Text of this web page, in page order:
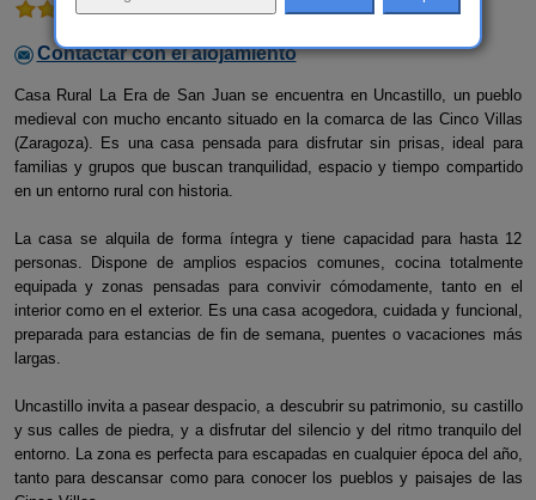
1 comentario
Contactar con el alojamiento
Casa Rural La Era de San Juan se encuentra en Uncastillo, un pueblo
medieval con mucho encanto situado en la comarca de las Cinco Villas
(Zaragoza). Es una casa pensada para disfrutar sin prisas, ideal para
familias y grupos que buscan tranquilidad, espacio y tiempo compartido
en un entorno rural con historia.
La casa se alquila de forma íntegra y tiene capacidad para hasta 12
personas. Dispone de amplios espacios comunes, cocina totalmente
equipada y zonas pensadas para convivir cómodamente, tanto en el
interior como en el exterior. Es una casa acogedora, cuidada y funcional,
preparada para estancias de fin de semana, puentes o vacaciones más
largas.
Uncastillo invita a pasear despacio, a descubrir su patrimonio, su castillo
y sus calles de piedra, y a disfrutar del silencio y del ritmo tranquilo del
entorno. La zona es perfecta para escapadas en cualquier época del año,
tanto para descansar como para conocer los pueblos y paisajes de las